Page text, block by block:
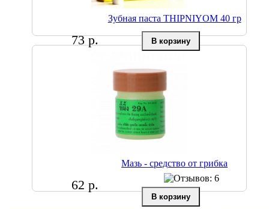
Зубная паста THIPNIYOM 40 гр
73 р.
Мазь - средство от грибка
62 р.